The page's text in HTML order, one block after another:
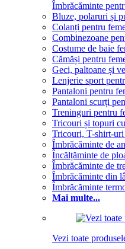
Îmbrăcăminte
Bluze, polaruri și
Colanți pentru
Combinezoane
Costume de baie
Cămăși pentru
Geci, paltoane și
Lenjerie sport
Pantaloni pentru
Pantaloni scurți
Treninguri pentru
Tricouri și topuri
Tricouri, T-shirt-
Îmbrăcăminte de
Încălțăminte de
Îmbrăcăminte de
Îmbrăcăminte din
Îmbrăcăminte
Mai multe...
Vezi toate